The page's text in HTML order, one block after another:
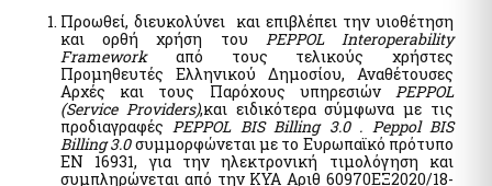
Public Administration Codes
Registry of Certified Valuers
Summary of Commitments Register
Digital Signatures
Electronic Document Handling and Digital Signatures
National Register of Companion Animals
AADE Services
Taxation of Citizens / Businesses
Properties E9 / ENFIA / Leaseholds
Allowances / Benefits
Vehicles
Προωθεί, διευκολύνει και επιβλέπει την υιοθέτηση
και ορθή χρήση του PEPPOL Interoperability
Frameworkαπό τους τελικούς χρήστες
Προμηθευτές Ελληνικού Δημοσίου, Αναθέτουσες
Αρχές και τους Παρόχους υπηρεσιών PEPPOL
(Service Providers),και ειδικότερα σύμφωνα με τις
προδιαγραφέςPEPPOL BIS Billing 3.0 . Peppol BIS
Billing 3.0συμμορφώνεται με το Ευρωπαϊκό πρότυπο
EN 16931, για την ηλεκτρονική τιμολόγηση και
συμπληρώνεται από την ΚΥΑ Αριθ 60970ΕΞ2020/18-